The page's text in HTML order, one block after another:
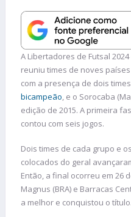
A Libertadores de Futsal
reuniu times de noves
com a presença de dois
bicampeão, e o Sorocaba
edição de 2015. A primeira
contou com seis jogos.
Dois times de cada grupo e
colocados do geral
Então, a final ocorreu em 26
Magnus (BRA) e Barracas
a melhor e conquistou o título.